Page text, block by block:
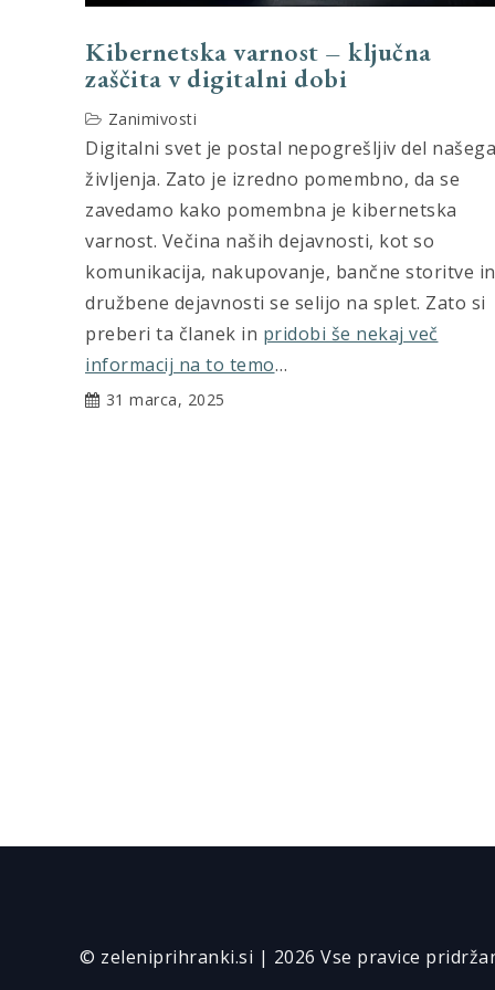
Kibernetska varnost – ključna
zaščita v digitalni dobi
Zanimivosti
Digitalni svet je postal nepogrešljiv del našega
življenja. Zato je izredno pomembno, da se
zavedamo kako pomembna je kibernetska
varnost. Večina naših dejavnosti, kot so
komunikacija, nakupovanje, bančne storitve in
družbene dejavnosti se selijo na splet. Zato si
preberi ta članek in pridobi še nekaj več
informacij na to temo…
31 marca, 2025
© zeleniprihranki.si | 2026 Vse pravice